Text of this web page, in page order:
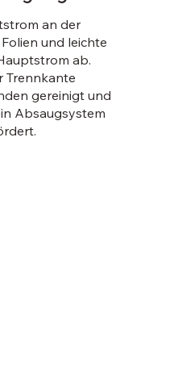
an der
und leichte
ab.
Trennkante
gereinigt und
Absaugsystem